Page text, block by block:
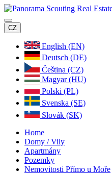
CZ
English (EN)
Deutsch (DE)
Čeština (CZ)
Magyar (HU)
Polski (PL)
Svenska (SE)
Slovák (SK)
Home
Domy / Vily
Apartmány
Pozemky
Nemovitosti Přímo u Moře